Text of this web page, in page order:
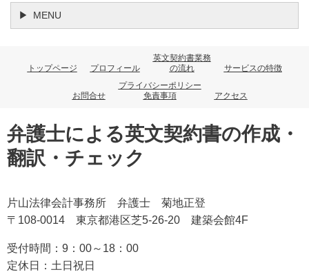
（行為・状況）でも成立する
2. この法理が必要とされる理由
ます。本来であれば，期日が到来して初めて義務者の
不履行が「契約違反」となります。したがって，期日
解放されることはありません。
しかし，義務者が期日前に「履行しない」と明言して
いる場合，その相手方が期日まで待機しなければなら
ないとするのは不合理です。また，売買契約で先に代
MENU
トップページ プロフィール
英文契約書業務
の流れ
サービスの特徴
お問合せ
プライバシーポリシー
免責事項
アクセス
弁護士による英文契約書の作成・
翻訳・チェック
片山法律会計事務所 弁護士 菊地正登
〒108-0014 東京都港区芝5-26-20 建築会館4F
受付時間：9：00～18：00
定休日：土日祝日